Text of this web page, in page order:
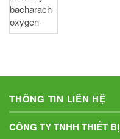
THÔNG TIN LIÊN HỆ
CÔNG TY TNHH THIẾT